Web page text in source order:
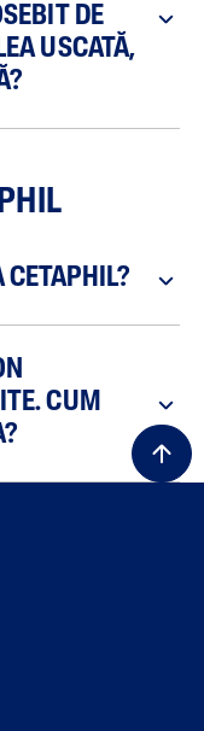
DE
USCATĂ,
CETAPHIL?
CUM